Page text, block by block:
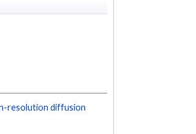
resolution diffusion